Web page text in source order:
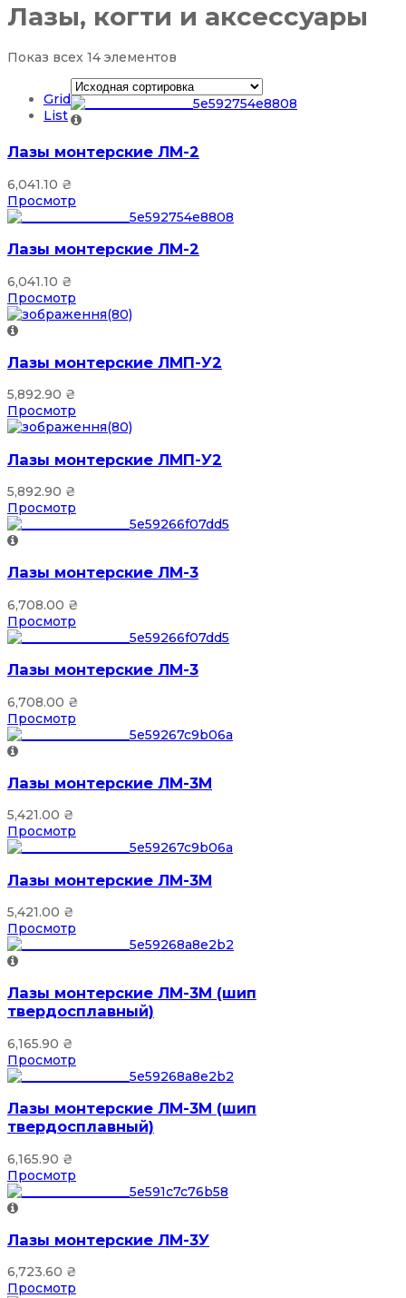
Лазы, когти и аксессуары
Показ всех 14 элементов
Grid
List
Лазы монтерские ЛМ-2
6,041.10 ₴
Просмотр
Лазы монтерские ЛМ-2
6,041.10 ₴
Просмотр
Лазы монтерские ЛМП-У2
5,892.90 ₴
Просмотр
Лазы монтерские ЛМП-У2
5,892.90 ₴
Просмотр
Лазы монтерские ЛМ-3
6,708.00 ₴
Просмотр
Лазы монтерские ЛМ-3
6,708.00 ₴
Просмотр
Лазы монтерские ЛМ-3М
5,421.00 ₴
Просмотр
Лазы монтерские ЛМ-3М
5,421.00 ₴
Просмотр
Лазы монтерские ЛМ-3М (шип
твердосплавный)
6,165.90 ₴
Просмотр
Лазы монтерские ЛМ-3М (шип
твердосплавный)
6,165.90 ₴
Просмотр
Лазы монтерские ЛМ-3У
6,723.60 ₴
Просмотр